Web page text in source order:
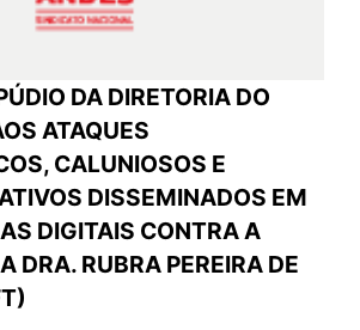
DA DIRETORIA DO
ATAQUES
CALUNIOSOS E
DISSEMINADOS EM
DIGITAIS CONTRA A
DRA. RUBRA PEREIRA DE